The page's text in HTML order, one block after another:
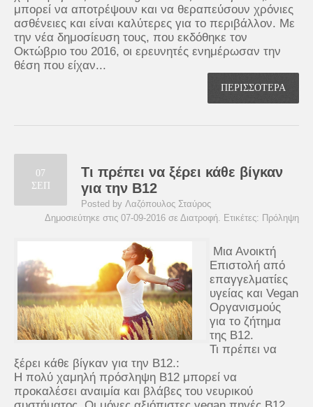
μπορεί να αποτρέψουν και να θεραπεύσουν χρόνιες
ασθένειες και είναι καλύτερες για το περιβάλλον. Με
την νέα δημοσίευση τους, που εκδόθηκε τον
Οκτώβριο του 2016, οι ερευνητές ενημέρωσαν την
θέση που είχαν...
ΠΕΡΙΣΣΟΤΕΡΑ
07
ΣΕΠ
Τι πρέπει να ξέρει κάθε βίγκαν
για την Β12
Posted by Λαζόπουλος Σταύρος
Δημοσιεύτηκε στις 07-09-2016 σε Διατροφή. Ετικέτες: Πρόληψη
Μια Ανοικτή
Επιστολή από
επαγγελματίες
υγείας και Vegan
Οργανισμούς
για το ζήτημα
της Β12.
Τι πρέπει να
ξέρει κάθε βίγκαν για την Β12.:
Η πολύ χαμηλή πρόσληψη Β12 μπορεί να
προκαλέσει αναιμία και βλάβες του νευρικού